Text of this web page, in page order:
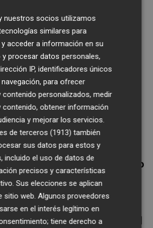
la campaña, se celebrará
se extraerán las 100
Cada una de ellas
por valor de 100 euros
íntegramente a
local de Castellón,
impacto directo de esta
negocios de proximidad y
compras en los
adheridos.
y Consumo,
Alberto
que “esta campaña es
del compromiso del
el comercio local, que
parte esencial de la actividad
nuestros socios utilizamos
similares para
acceder a información en su
y procesar datos personales,
IP, identificadores únicos
para ofrecer
contenido personalizados, medir
contenido, obtener información
y mejorar los servicios.
de terceros (1913) también
sus datos para estos y
incluido el uso de datos de
precisos y características
Sus elecciones se aplican
sitio web. Algunos proveedores
en el interés legítimo en
tiene derecho a